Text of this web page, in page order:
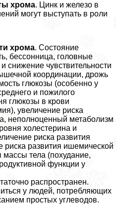
хрома. Цинк и железо в
могут выступать в роли
хрома. Состояние
бессонница, головные
снижение чувствительности
координации, дрожь
глюкозы (особенно у
и пожилого
глюкозы в крови
увеличение риска
неполноценный метаболизм
холестерина и
риска развития
риска развития ишемической
тела (похудание,
функции у
распространен.
у людей, потрeбляющих
простых углеводов.